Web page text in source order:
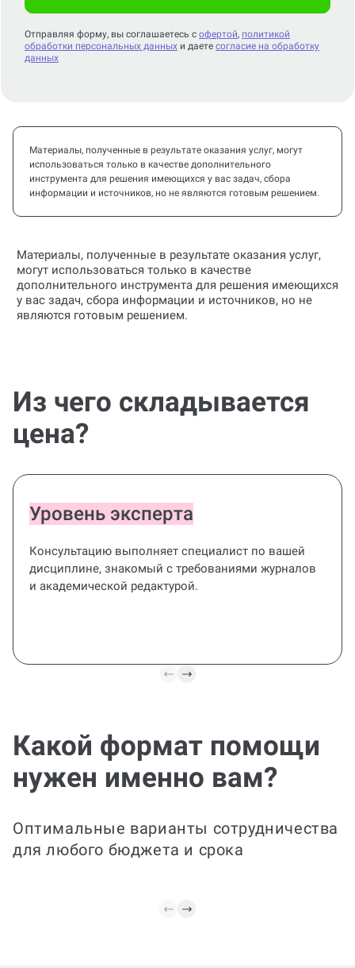
Отправляя форму, вы соглашаетесь с офертой, политикой
обработки персональных данных и даете согласие на обработку
данных
Материалы, полученные в результате оказания услуг, могут
использоваться только в качестве дополнительного
инструмента для решения имеющихся у вас задач, сбора
информации и источников, но не являются готовым решением.
Материалы, полученные в результате оказания услуг,
могут использоваться только в качестве
дополнительного инструмента для решения имеющихся
у вас задач, сбора информации и источников, но не
являются готовым решением.
Из чего складывается
цена?
Уровень эксперта
Консультацию выполняет специалист по вашей
дисциплине, знакомый с требованиями журналов
и академической редактурой.
Какой формат помощи
нужен именно вам?
Оптимальные варианты сотрудничества
для любого бюджета и срока
Полный цикл
Сформируем тему и цель, план статьи,
черновик, редактируем стиль и
оформляем ссылки. Готовим финальную
версию к подаче и добавляем
аннотацию и ключевые слова.